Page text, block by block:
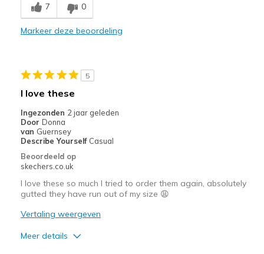
Comfortable
Width
7 0
Markeer deze beoordeling
5
I love these
Ingezonden 2 jaar geleden
Door Donna
van Guernsey
Describe Yourself Casual
Beoordeeld op
skechers.co.uk
I love these so much I tried to order them again, absolutely
gutted they have run out of my size 😩
Vertaling weergeven
Meer details